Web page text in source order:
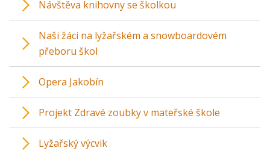
Návštěva knihovny se školkou
Naši žáci na lyžařském a snowboardovém
přeboru škol
Opera Jakobín
Projekt Zdravé zoubky v mateřské škole
Lyžařský výcvik